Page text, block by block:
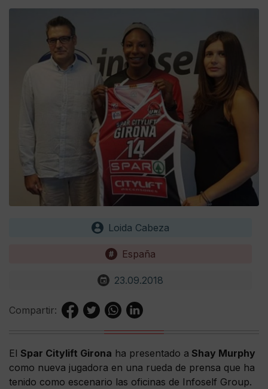
Loida Cabeza
España
23.09.2018
Compartir:
El Spar Citylift Girona ha presentado a Shay Murphy
como nueva jugadora en una rueda de prensa que ha
tenido como escenario las oficinas de Infoself Group.